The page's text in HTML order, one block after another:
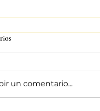
un comentario...